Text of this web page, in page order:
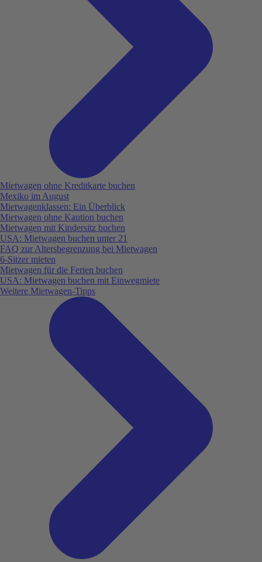
Mietwagen ohne Kreditkarte buchen
Mexiko im August
Mietwagenklassen: Ein Überblick
Mietwagen ohne Kaution buchen
Mietwagen mit Kindersitz buchen
USA: Mietwagen buchen unter 21
FAQ zur Altersbegrenzung bei Mietwagen
6-Sitzer mieten
Mietwagen für die Ferien buchen
USA: Mietwagen buchen mit Einwegmiete
Weitere Mietwagen-Tipps